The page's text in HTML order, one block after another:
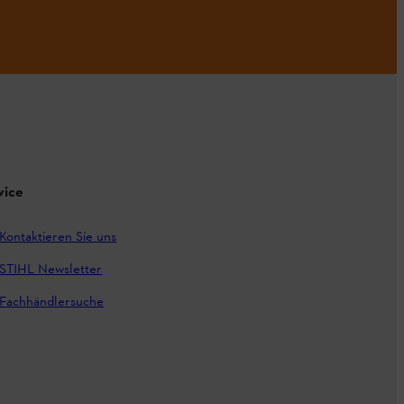
Kontaktieren Sie uns
STIHL Newsletter
Fachhändlersuche